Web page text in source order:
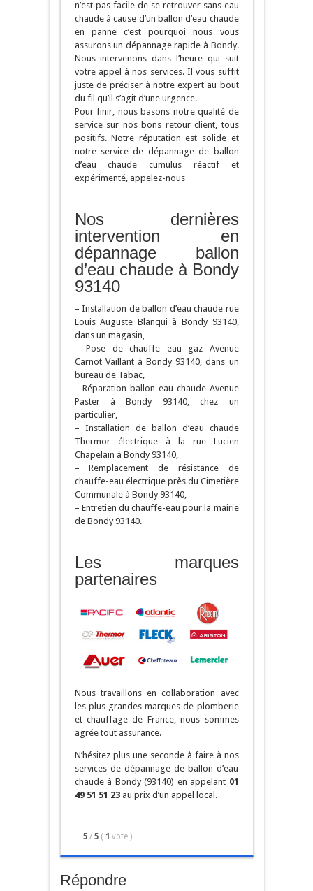
n’est pas facile de se retrouver sans eau
chaude à cause d’un ballon d’eau chaude
en panne c’est pourquoi nous vous
assurons un dépannage rapide à Bondy.
Nous intervenons dans l’heure qui suit
votre appel à nos services. Il vous suffit
juste de préciser à notre expert au bout
du fil qu’il s’agit d’une urgence.
Pour finir, nous basons notre qualité de
service sur nos bons retour client, tous
positifs. Notre réputation est solide et
notre service de dépannage de ballon
d’eau chaude cumulus réactif et
expérimenté, appelez-nous
Nos dernières
intervention en
dépannage ballon
d’eau chaude à Bondy
93140
– Installation de ballon d’eau chaude rue
Louis Auguste Blanqui à Bondy 93140,
dans un magasin,
– Pose de chauffe eau gaz Avenue
Carnot Vaillant à Bondy 93140, dans un
bureau de Tabac,
– Réparation ballon eau chaude Avenue
Paster à Bondy 93140, chez un
particulier,
– Installation de ballon d’eau chaude
Thermor électrique à la rue Lucien
Chapelain à Bondy 93140,
– Remplacement de résistance de
chauffe-eau électrique près du Cimetière
Communale à Bondy 93140,
– Entretien du chauffe-eau pour la mairie
de Bondy 93140.
Les marques
partenaires
Nous travaillons en collaboration avec
les plus grandes marques de plomberie
et chauffage de France, nous sommes
agrée tout assurance.
N’hésitez plus une seconde à faire à nos
services de dépannage de ballon d’eau
chaude à Bondy (93140) en appelant 01
49 51 51 23au prix d’un appel local.
5 / 5 ( 1 vote )
Répondre